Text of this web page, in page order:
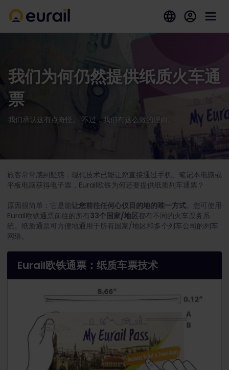
我们为何仍然提供纸质火车通
票
我们承认这有点奇怪。 不过，我们有这么做的理由。
旅客常常感到疑惑：现代技术已能让您直接通过手机、笔记本电脑或
平板电脑获得电子票，Eurail欧铁为何还要提供纸质列车通票？
原因很简单：它是能让您前往任何心仪目的地的唯一方式 。您可使用
Eurail欧铁通票前往的所有 33个国家/地区都有不同的火车票务系
统。纸质通票可方便地通用于所有国家/地区和多个列车公司的列车
网络。
Eurail欧铁通票：纸质车票技术